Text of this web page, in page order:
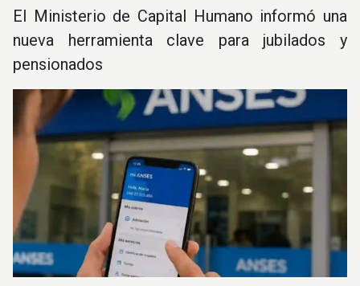
El Ministerio de Capital Humano informó una
nueva herramienta clave para jubilados y
pensionados